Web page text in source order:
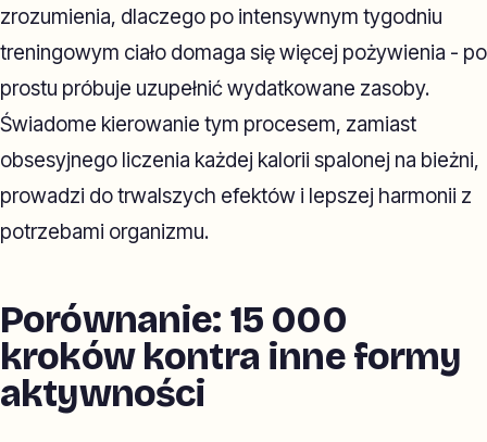
zrozumienia, dlaczego po intensywnym tygodniu
treningowym ciało domaga się więcej pożywienia - po
prostu próbuje uzupełnić wydatkowane zasoby.
Świadome kierowanie tym procesem, zamiast
obsesyjnego liczenia każdej kalorii spalonej na bieżni,
prowadzi do trwalszych efektów i lepszej harmonii z
potrzebami organizmu.
Porównanie: 15 000
kroków kontra inne formy
aktywności